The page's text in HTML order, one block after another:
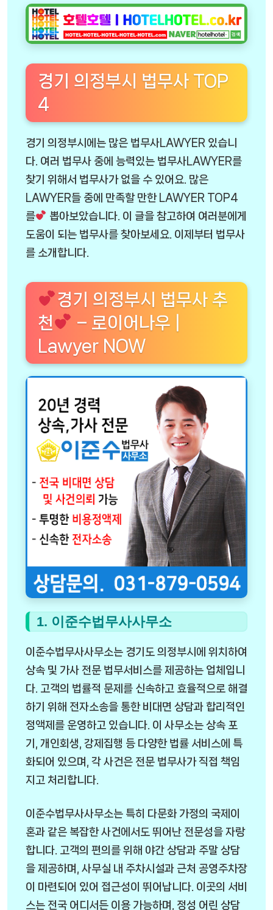
경기 의정부시 법무사 TOP
4
경기 의정부시에는 많은 법무사LAWYER 있습니
다. 여러 법무사 중에 능력있는 법무사LAWYER를
찾기 위해서 법무사가 없을 수 있어요. 많은
LAWYER들 중에 만족할 만한 LAWYER TOP4
를
뽑아보았습니다. 이 글을 참고하여 여러분에게
도움이 되는 법무사를 찾아보세요. 이제부터 법무사
를 소개합니다.
경기 의정부시 법무사 추
천
– 로이어나우 |
Lawyer NOW
1. 이준수법무사사무소
이준수법무사사무소는 경기도 의정부시에 위치하여
상속 및 가사 전문 법무서비스를 제공하는 업체입니
다. 고객의 법률적 문제를 신속하고 효율적으로 해결
하기 위해 전자소송을 통한 비대면 상담과 합리적인
정액제를 운영하고 있습니다. 이 사무소는 상속 포
기, 개인회생, 강제집행 등 다양한 법률 서비스에 특
화되어 있으며, 각 사건은 전문 법무사가 직접 책임
지고 처리합니다.
이준수법무사사무소는 특히 다문화 가정의 국제이
혼과 같은 복잡한 사건에서도 뛰어난 전문성을 자랑
합니다. 고객의 편의를 위해 야간 상담과 주말 상담
을 제공하며, 사무실 내 주차시설과 근처 공영주차장
이 마련되어 있어 접근성이 뛰어납니다. 이곳의 서비
스는 전국 어디서든 이용 가능하며, 정성 어린 상담